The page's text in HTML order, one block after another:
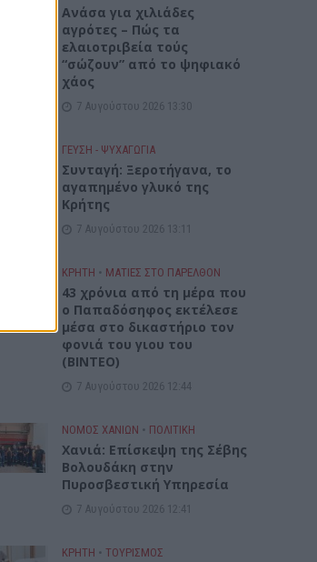
Ανάσα για χιλιάδες
αγρότες – Πώς τα
ελαιοτριβεία τούς
“σώζουν” από το ψηφιακό
χάος
7 Αυγούστου 2026 13:30
ΓΕΎΣΗ - ΨΥΧΑΓΩΓΊΑ
Συνταγή: Ξεροτήγανα, το
αγαπημένο γλυκό της
Κρήτης
7 Αυγούστου 2026 13:11
ΚΡΗΤΗ • ΜΑΤΙΕΣ ΣΤΟ ΠΑΡΕΛΘΟΝ
43 χρόνια από τη μέρα που
ο Παπαδόσηφος εκτέλεσε
μέσα στο δικαστήριο τον
φονιά του γιου του
(ΒΙΝΤΕΟ)
7 Αυγούστου 2026 12:44
ΝΟΜΌΣ ΧΑΝΊΩΝ • ΠΟΛΙΤΙΚΗ
Xανιά: Επίσκεψη της Σέβης
Βολουδάκη στην
Πυροσβεστική Υπηρεσία
7 Αυγούστου 2026 12:41
ΚΡΗΤΗ • ΤΟΥΡΙΣΜΟΣ